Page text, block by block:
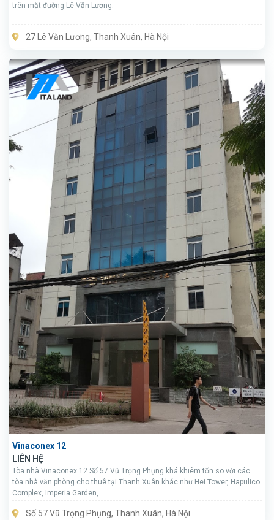
trên mặt đường Lê Văn Lương.
27 Lê Văn Lương, Thanh Xuân, Hà Nội
Vinaconex 12
LIÊN HỆ
Tòa nhà Vinaconex 12 Số 57 Vũ Trọng Phụng khá khiêm tốn so với các
tòa nhà văn phòng cho thuê tại Thanh Xuân khác như Hei Tower, Hapulico
Complex, Imperia Garden, …
Số 57 Vũ Trọng Phụng, Thanh Xuân, Hà Nội